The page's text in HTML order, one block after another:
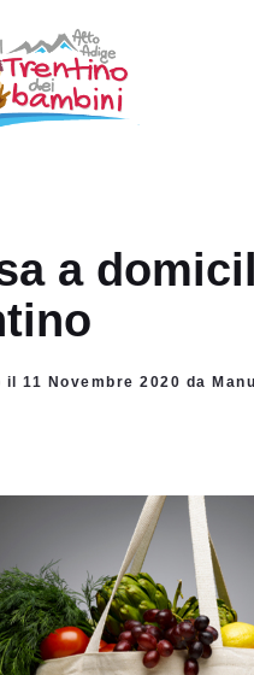
a
11 Novembre 2020 da